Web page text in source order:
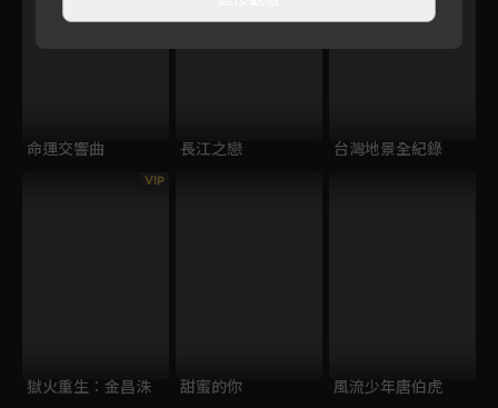
命運交響曲 長江之戀 台灣地景全紀錄
VIP
獄火重生：金昌洙 甜蜜的你 風流少年唐伯虎